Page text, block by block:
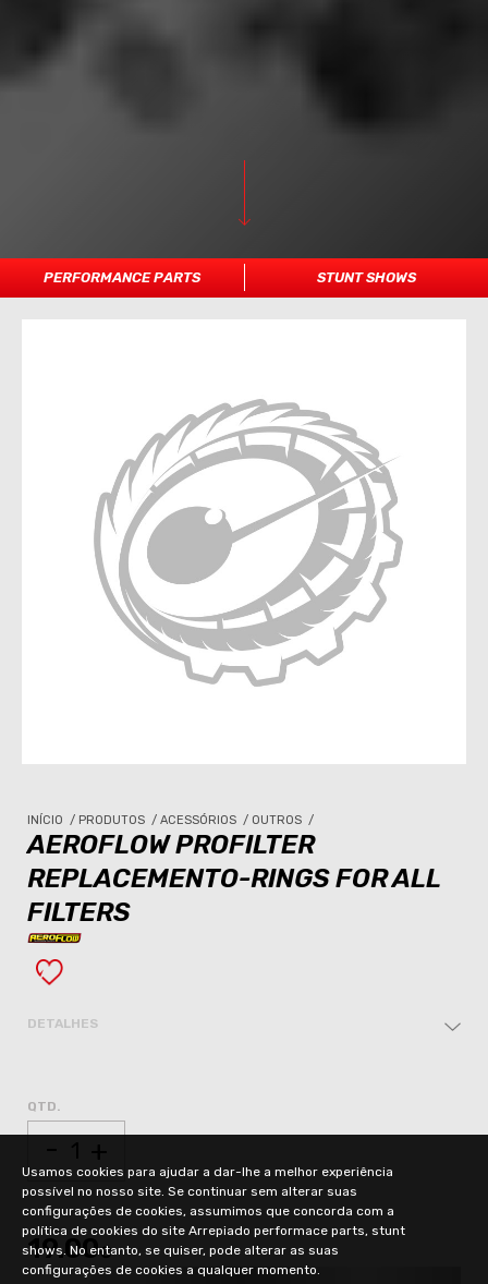
PERFORMANCE PARTS STUNT SHOWS
INÍCIO / PRODUTOS / ACESSÓRIOS / OUTROS /
AEROFLOW PROFILTER
REPLACEMENTO-RINGS FOR ALL
FILTERS
DETALHES
QTD.
19.00€
Usamos cookies para ajudar a dar-lhe a melhor experiência
possível no nosso site. Se continuar sem alterar suas
configurações de cookies, assumimos que concorda com a
política de cookies do site Arrepiado performace parts, stunt
shows. No entanto, se quiser, pode alterar as suas
configurações de cookies a qualquer momento.